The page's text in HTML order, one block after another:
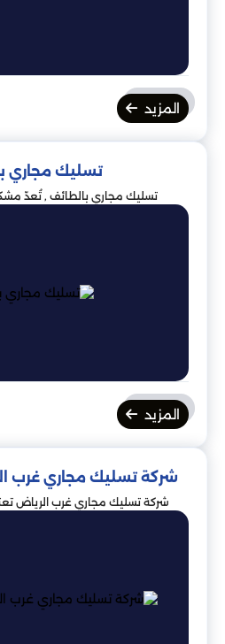
المزيد
تسليك مجاري
تسليك مجاري بالطائف , تُعدّ
المزيد
شركة تسليك مجاري غرب الرياض
شركة تسليك مجاري غرب الرياض